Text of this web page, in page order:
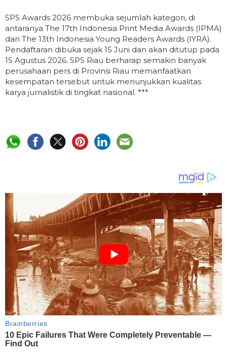
SPS Awards 2026 membuka sejumlah kategori, di
antaranya The 17th Indonesia Print Media Awards (IPMA)
dan The 13th Indonesia Young Readers Awards (IYRA).
Pendaftaran dibuka sejak 15 Juni dan akan ditutup pada
15 Agustus 2026. SPS Riau berharap semakin banyak
perusahaan pers di Provinsi Riau memanfaatkan
kesempatan tersebut untuk menunjukkan kualitas
karya jurnalistik di tingkat nasional. ***